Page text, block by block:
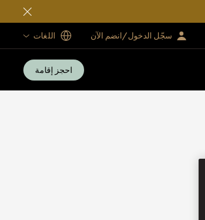
سجّل الدخول/انضم الآن اللغات
احجز إقامة